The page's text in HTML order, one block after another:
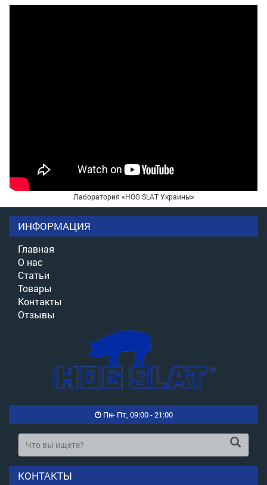
Лаборатория «HOG SLAT Украины»
ИНФОРМАЦИЯ
Главная
О нас
Статьи
Товары
Контакты
Отзывы
Пн- Пт, 09:00 - 21:00
КОНТАКТЫ